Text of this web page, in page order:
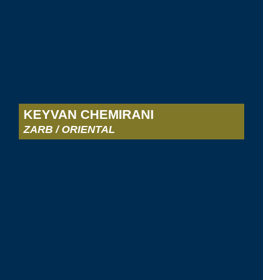
KEYVAN CHEMIRANI
ZARB / ORIENTAL